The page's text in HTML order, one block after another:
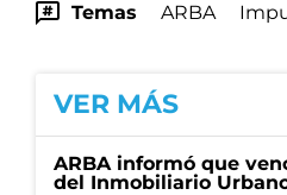
Temas ARBA
VER MÁS
ARBA informó que
del Inmobiliario